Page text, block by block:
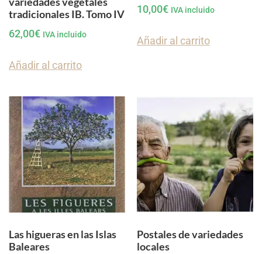
tradicionales IB. Tomo IV
62,00€ IVA incluido
Añadir al carrito
10,00€ IVA incluido
Añadir al carrito
Las higueras en las Islas
Baleares
Postales de variedades
locales